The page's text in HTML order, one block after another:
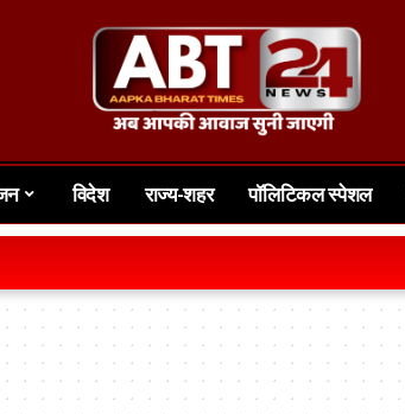
विदेश राज्य-शहर पॉलिटिकल स्पेशल